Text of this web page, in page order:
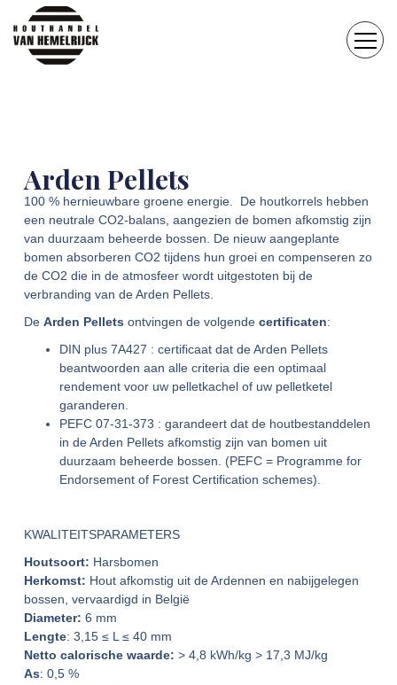
Arden Pellets
100 % hernieuwbare groene energie. De houtkorrels hebben
een neutrale CO2-balans, aangezien de bomen afkomstig zijn
van duurzaam beheerde bossen. De nieuw aangeplante
bomen absorberen CO2 tijdens hun groei en compenseren zo
de CO2 die in de atmosfeer wordt uitgestoten bij de
verbranding van de Arden Pellets.
De Arden Pellets ontvingen de volgende certificaten:
DIN plus 7A427 : certificaat dat de Arden Pellets
beantwoorden aan alle criteria die een optimaal
rendement voor uw pelletkachel of uw pelletketel
garanderen.
PEFC 07-31-373 : garandeert dat de houtbestanddelen
in de Arden Pellets afkomstig zijn van bomen uit
duurzaam beheerde bossen. (PEFC = Programme for
Endorsement of Forest Certification schemes).
KWALITEITSPARAMETERS
Houtsoort: Harsbomen
Herkomst: Hout afkomstig uit de Ardennen en nabijgelegen
bossen, vervaardigd in België
Diameter: 6 mm
Lengte: 3,15 ≤ L ≤ 40 mm
Netto calorische waarde: > 4,8 kWh/kg > 17,3 MJ/kg
As: 0,5 %